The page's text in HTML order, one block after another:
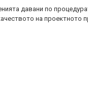
давани по
на проектното